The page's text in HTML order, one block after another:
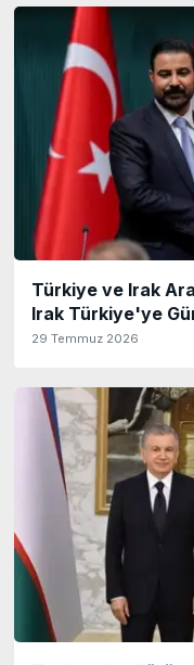
Türkiye ve Irak
Irak Türkiye'ye
29 Temmuz 2026